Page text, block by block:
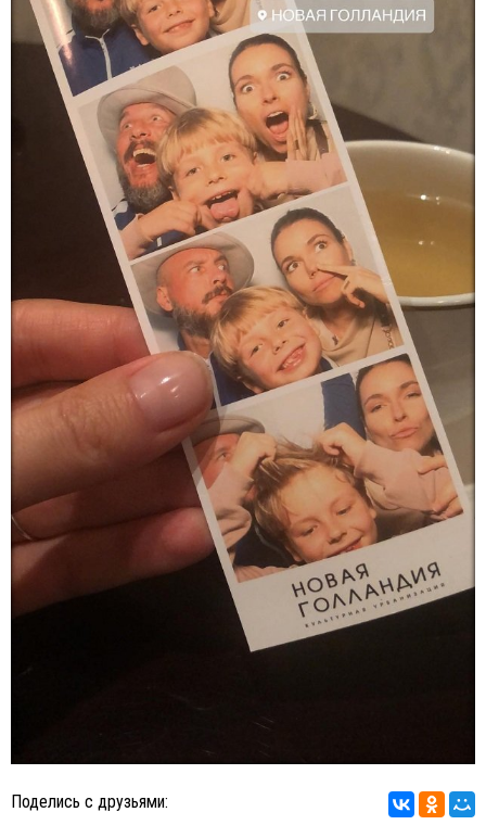
Поделись с друзьями: